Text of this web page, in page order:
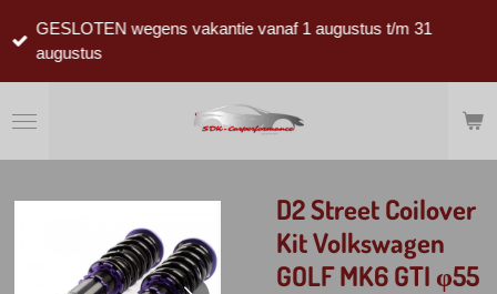
direct
hoofdinhoud
GESLOTEN wegens vakantie vanaf 1 augustus t/m 31
augustus
D2 Street Coilover
Kit Volkswagen
GOLF MK6 GTI φ55